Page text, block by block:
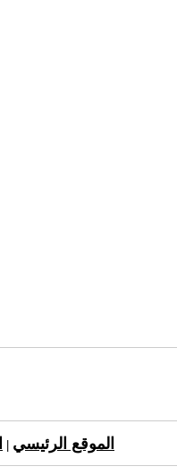
الموقع الرئيسي